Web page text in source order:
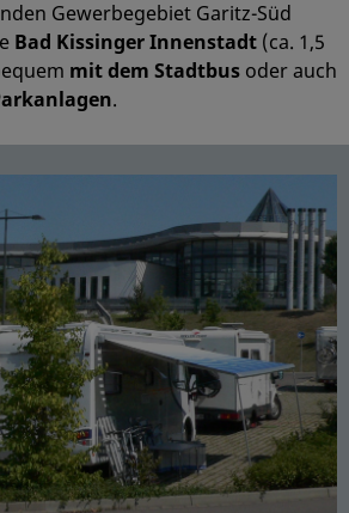
Gewerbegebiet Garitz-Süd
Bad Kissinger Innenstadt (ca. 1,5
mit dem Stadtbus oder auch
.